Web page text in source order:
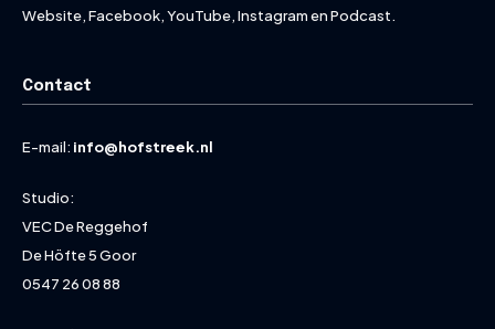
Website, Facebook, YouTube, Instagram en Podcast.
Contact
E-mail: info@hofstreek.nl
Studio:
VEC De Reggehof
De Höfte 5 Goor
0547 26 08 88